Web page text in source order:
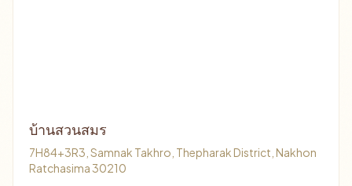
บ้านสวนสมร
7H84+3R3, Samnak Takhro, Thepharak District, Nakhon
Ratchasima 30210